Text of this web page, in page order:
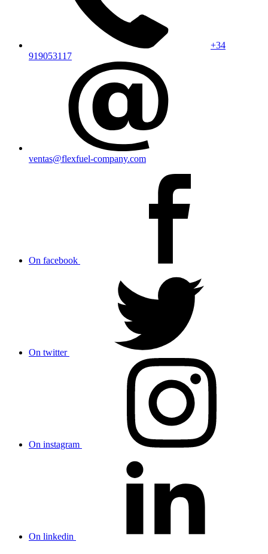
+34
919053117
ventas@flexfuel-company.com
On facebook
On twitter
On instagram
On linkedin